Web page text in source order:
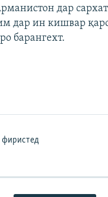
720p 1080p
дар
дар ин кишвар
барангехт.
фиристед